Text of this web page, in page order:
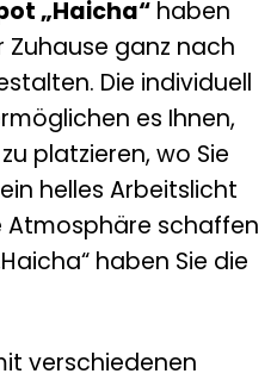
„Haicha“ haben
Zuhause ganz nach
Die individuell
es Ihnen,
platzieren, wo Sie
helles Arbeitslicht
schaffen
haben Sie die
verschiedenen